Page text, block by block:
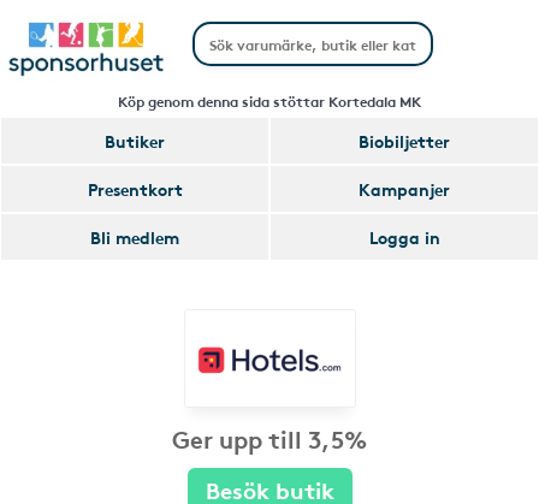
Köp genom denna sida stöttar Kortedala MK
Butiker
Biobiljetter
Presentkort
Kampanjer
Bli medlem
Logga in
Ger upp till 3,5%
Besök butik